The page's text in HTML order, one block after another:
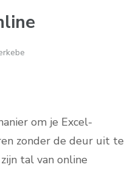
om je Excel-
zonder de deur uit te
tal van online